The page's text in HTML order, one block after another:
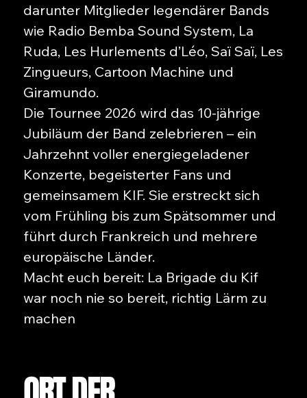
darunter Mitglieder legendärer Bands
wie Radio Bemba Sound System, La
Ruda, Les Hurlements d’Léo, Saï Saï, Les
Zingueurs, Cartoon Machine und
Giramundo.
Die Tournee 2026 wird das 10-jährige
Jubiläum der Band zelebrieren – ein
Jahrzehnt voller energiegeladener
Konzerte, begeisterter Fans und
gemeinsamem KIF. Sie erstreckt sich
vom Frühling bis zum Spätsommer und
führt durch Frankreich und mehrere
europäische Länder.
Macht euch bereit: La Brigade du Kif
war noch nie so bereit, richtig Lärm zu
machen